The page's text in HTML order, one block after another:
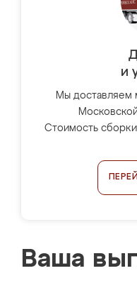
и
Мы доставляем
Стоимость
Ваша